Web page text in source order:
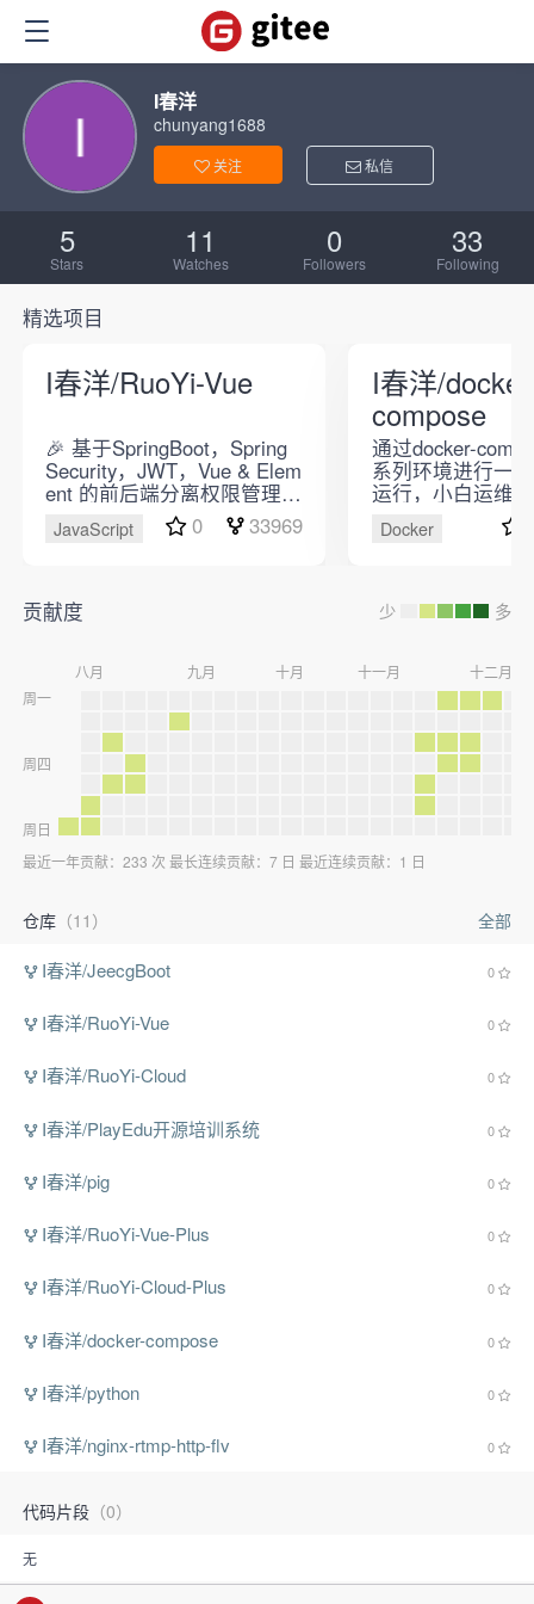
I春洋
chunyang1688
关注 私信
5
Stars
11
Watches
0
Followers
33
Following
精选项目
I春洋/RuoYi-Vue
🎉 基于SpringBoot，Spring
Security，JWT，Vue & Elem
ent 的前后端分离权限管理系
统，同时提供了 Vue3 的版
本
JavaScript 0 33969
I春洋/
compose
通过docker-
系列环境进行一
运行，小白运维
Docker
贡献度 少 多
周一
周四
周日
八月 九月 十月 十一月 十二月
最近一年贡献：233 次 最长连续贡献：7 日 最近连续贡献：1 日
仓库 （11） 全部
I春洋/JeecgBoot 0
I春洋/RuoYi-Vue 0
I春洋/RuoYi-Cloud 0
I春洋/PlayEdu开源培训系统 0
I春洋/pig 0
I春洋/RuoYi-Vue-Plus 0
I春洋/RuoYi-Cloud-Plus 0
I春洋/docker-compose 0
I春洋/python 0
I春洋/nginx-rtmp-http-flv 0
代码片段 （0）
无